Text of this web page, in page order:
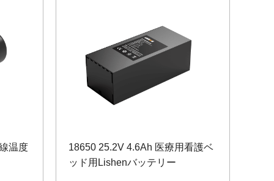
18650 25.2V 4.6Ah 医療用看護ベ
ッド用Lishenバッテリー